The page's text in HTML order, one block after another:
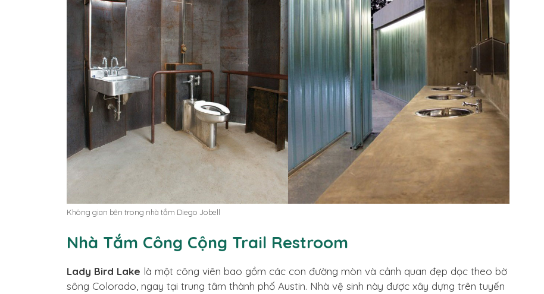
Không gian bên trong nhà tắm Diego Jobell
Nhà Tắm Công Cộng Trail Restroom
Lady Bird Lake là một công viên bao gồm các con đường mòn và cảnh quan đẹp dọc theo bờ
sông Colorado, ngay tại trung tâm thành phố Austin. Nhà vệ sinh này được xây dựng trên tuyến